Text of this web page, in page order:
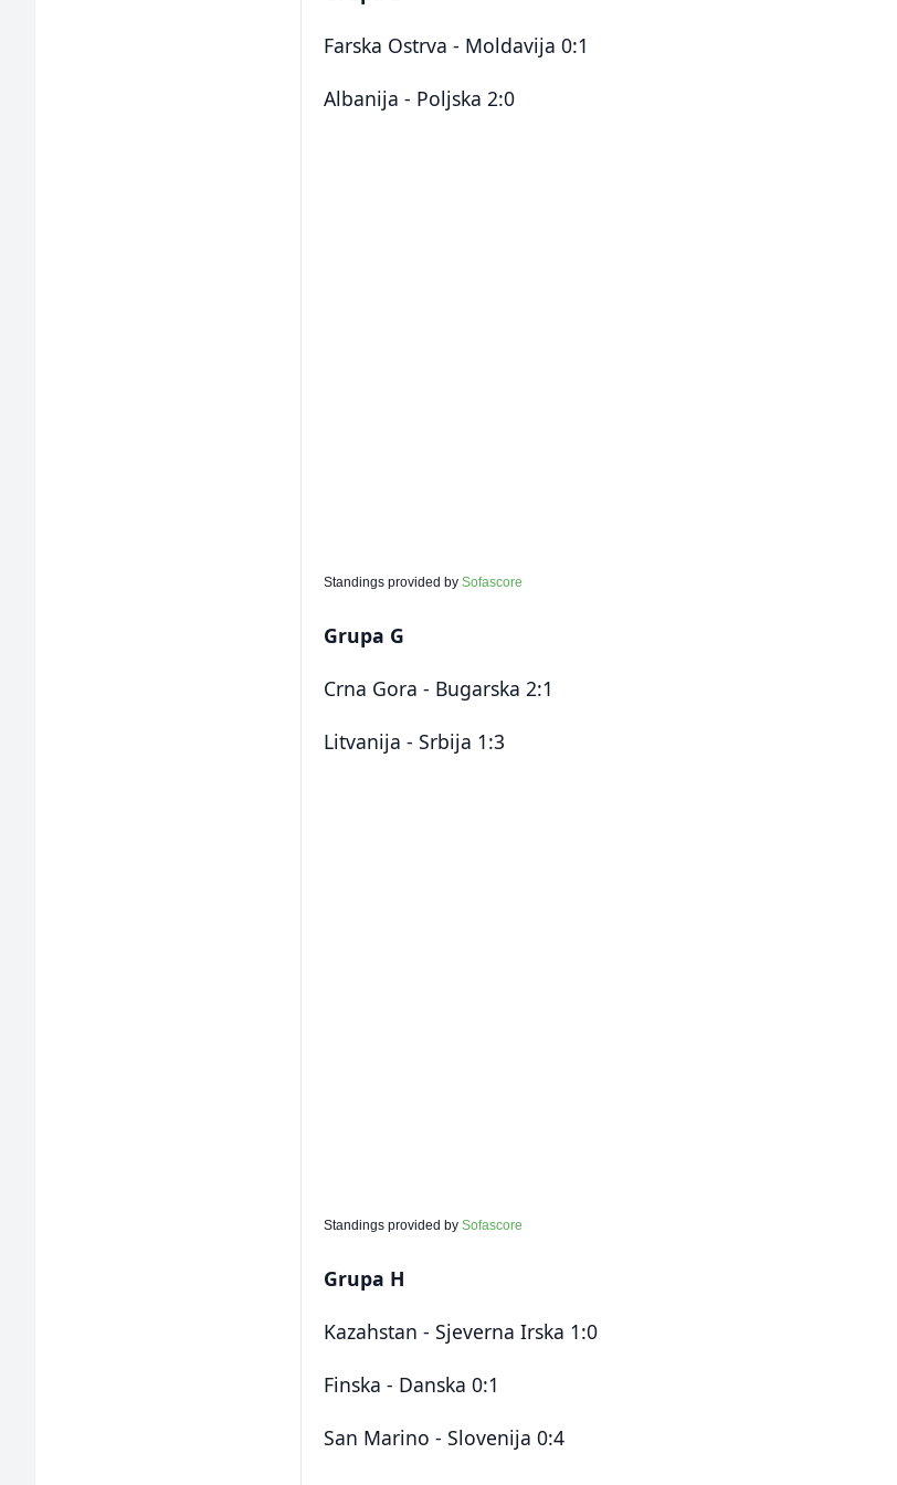
Farska Ostrva - Moldavija 0:1
Albanija - Poljska 2:0
Standings provided bySofascore
Grupa G
Crna Gora - Bugarska 2:1
Litvanija - Srbija 1:3
Standings provided bySofascore
Grupa H
Kazahstan - Sjeverna Irska 1:0
Finska - Danska 0:1
San Marino - Slovenija 0:4